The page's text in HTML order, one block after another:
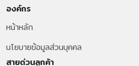
องค์กร
หน้าหลัก
นโยบายข้อมูลส่วนบุคคล
สายด่วนลูกค้า